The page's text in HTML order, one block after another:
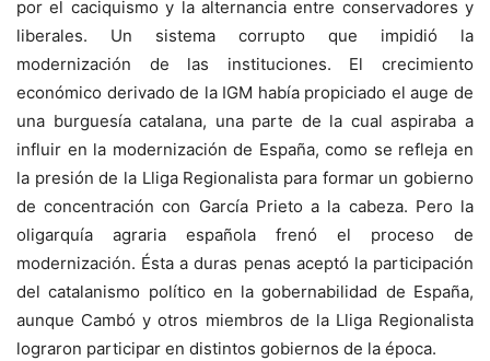
por el caciquismo y la alternancia entre conservadores y
liberales. Un sistema corrupto que impidió la
modernización de las instituciones. El crecimiento
económico derivado de la IGM había propiciado el auge de
una burguesía catalana, una parte de la cual aspiraba a
influir en la modernización de España, como se refleja en
la presión de la Lliga Regionalista para formar un gobierno
de concentración con García Prieto a la cabeza. Pero la
oligarquía agraria española frenó el proceso de
modernización. Ésta a duras penas aceptó la participación
del catalanismo político en la gobernabilidad de España,
aunque Cambó y otros miembros de la Lliga Regionalista
lograron participar en distintos gobiernos de la época.